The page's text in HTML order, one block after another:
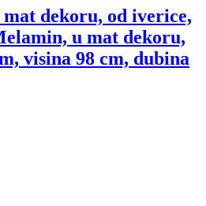
mat dekoru, od iverice,
u mat dekoru,
visina 98 cm, dubina